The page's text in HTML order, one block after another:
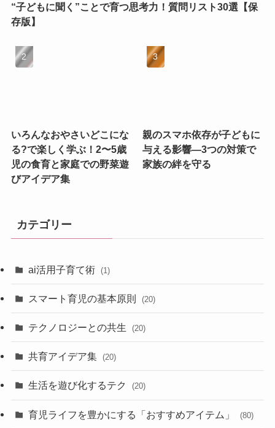
“子どもに聞く”ことで育つ思考力！質問リスト30選【保
存版】
いろんなおやさいどこにな
る?で楽しく学ぶ！2〜5歳
児の食育と家庭での野菜遊
びアイデア集
親のスマホ依存が子どもに
与える影響—3つの対策で
家族の絆を守る
カテゴリー
ai活用子育て術 (1)
スマート育児の基本原則 (20)
テクノロジーとの共生 (20)
共育アイデア集 (20)
生活を遊び化するテク (20)
育児ライフを豊かにする「おすすめアイテム」 (80)